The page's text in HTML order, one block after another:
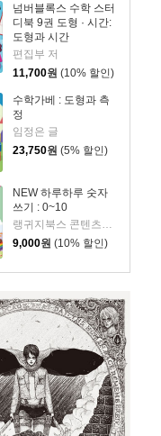
넘버블록스 수학 스터
디북 9권 도형 · 시간:
도형과 시간
편집부 저
11,700원 (10% 할인)
수학가베 : 도형과 측
정
임정은 글
23,750원 (5% 할인)
NEW 하루하루 숫자
쓰기 : 0~10
랭귀지북스 콘텐츠개발팀 저
9,000원 (10% 할인)